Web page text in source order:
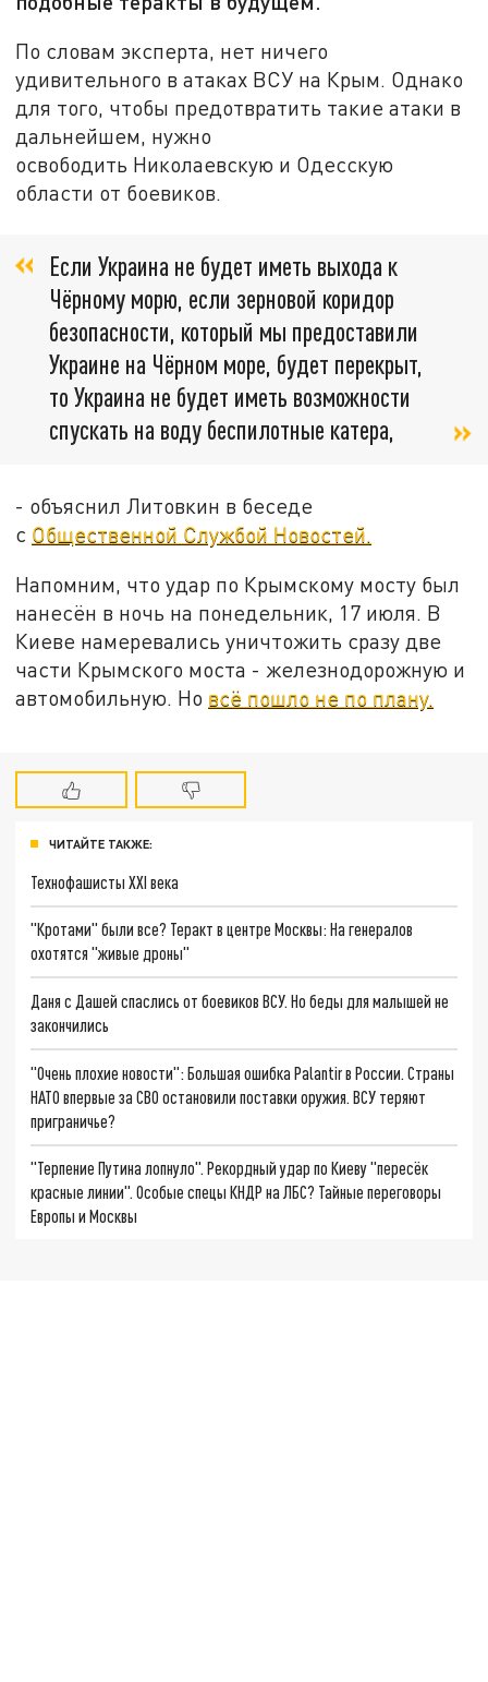
По словам эксперта, нет ничего
удивительного в атаках ВСУ на Крым. Однако
для того, чтобы предотвратить такие атаки в
дальнейшем, нужно
освободить Николаевскую и Одесскую
области от боевиков.
Если Украина не будет иметь выхода к
Чёрному морю, если зерновой коридор
безопасности, который мы предоставили
Украине на Чёрном море, будет перекрыт,
то Украина не будет иметь возможности
спускать на воду беспилотные катера,
- объяснил Литовкин в беседе
с Общественной Службой Новостей.
Напомним, что удар по Крымскому мосту был
нанесён в ночь на понедельник, 17 июля. В
Киеве намеревались уничтожить сразу две
части Крымского моста - железнодорожную и
автомобильную. Но всё пошло не по плану.
ЧИТАЙТЕ ТАКЖЕ:
Технофашисты XXI века
"Кротами" были все? Теракт в центре Москвы: На генералов
охотятся "живые дроны"
Даня с Дашей спаслись от боевиков ВСУ. Но беды для малышей не
закончились
"Очень плохие новости": Большая ошибка Palantir в России. Страны
НАТО впервые за СВО остановили поставки оружия. ВСУ теряют
приграничье?
"Терпение Путина лопнуло". Рекордный удар по Киеву "пересёк
красные линии". Особые спецы КНДР на ЛБС? Тайные переговоры
Европы и Москвы